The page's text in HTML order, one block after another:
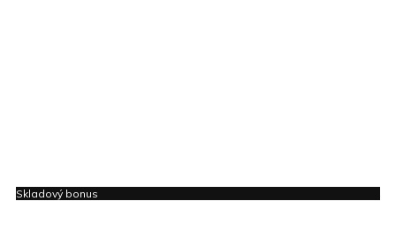
Skladový bonus